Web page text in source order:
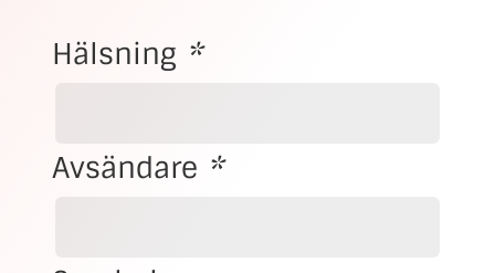
Hälsning *
Avsändare *